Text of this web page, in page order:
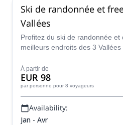
Ski de randonnée et
Vallées
Profitez du ski de randonnée
meilleurs endroits des 3
la poudreuse les plus
À partir de
EUR 98
par personne pour 8 voyageurs
Availability:
Jan - Avr